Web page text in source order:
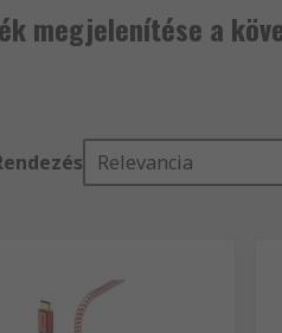
megjelenítése a
Relevancia